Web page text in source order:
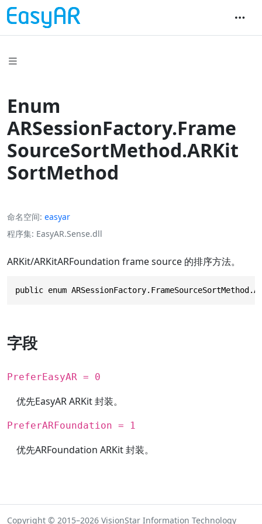
Enum
ARSessionFactory.Frame
SourceSortMethod.ARKit
SortMethod
命名空间 easyar
程序集 EasyAR.Sense.dll
ARKit/ARKitARFoundation frame source 的排序方法。
public enum
字段
PreferEasyAR = 0
优先EasyAR ARKit 封装。
PreferARFoundation = 1
优先ARFoundation ARKit 封装。
Copyright © 2015–2026 VisionStar Information Technology